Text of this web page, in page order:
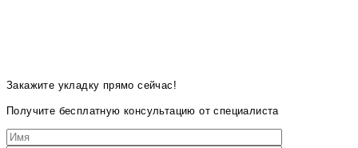
Закажите укладку прямо сейчас!
Получите бесплатную консультацию от специалиста